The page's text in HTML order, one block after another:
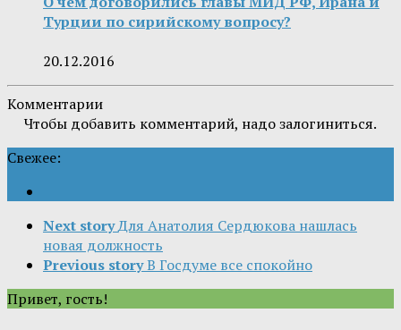
Турции по сирийскому вопросу?
20.12.2016
Комментарии
Чтобы добавить комментарий, надо залогиниться.
Свежее:
Next storyДля Анатолия Сердюкова нашлась
новая должность
Previous storyВ Госдуме все спокойно
Привет, гость!